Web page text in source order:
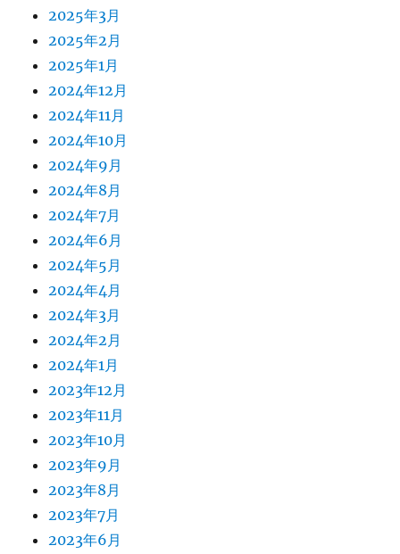
2025年3月
2025年2月
2025年1月
2024年12月
2024年11月
2024年10月
2024年9月
2024年8月
2024年7月
2024年6月
2024年5月
2024年4月
2024年3月
2024年2月
2024年1月
2023年12月
2023年11月
2023年10月
2023年9月
2023年8月
2023年7月
2023年6月